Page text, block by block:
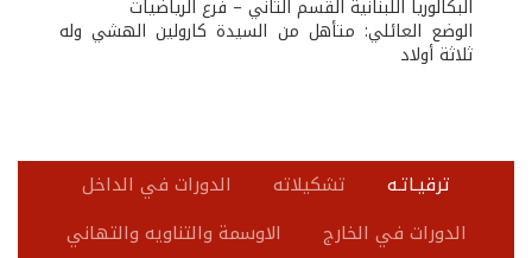
البكالوريا اللبنانية القسم الثاني – فرع الرياضيات
الوضع العائلي: متأهل من السيدة كارولين الهشي وله
ثلاثة أولاد
ترقيـاتـه تشكيلاته
الدورات في الداخل
الدورات في الخارج
الاوسمة والتناويه والتهاني